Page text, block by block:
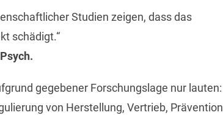
Studien zeigen, dass das
schädigt.“
gegebener Forschungslage nur lauten:
von Herstellung, Vertrieb, Prävention